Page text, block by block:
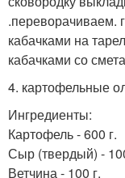
.переворачиваем.
кабачками на
кабачками со
4. картофельные
Ингредиенты:
Картофель - 600 г.
Сыр (твердый) -
Ветчина - 100 г.